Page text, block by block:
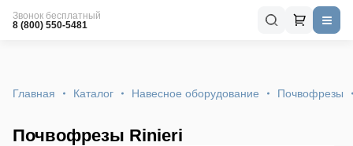
Звонок бесплатный
8 (800) 550-5481
Главная Каталог Навесное оборудование Почвофрезы
Почвофрезы Rinieri